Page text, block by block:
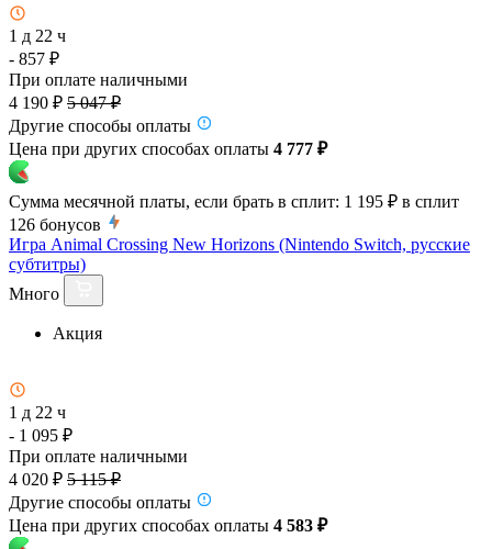
1 д 22 ч
- 857 ₽
При оплате наличными
4 190 ₽ 5 047 ₽
Другие способы оплаты
Цена при других способах оплаты 4 777 ₽
Сумма месячной платы, если брать в сплит: 1 195 ₽ в сплит
126 бонусов
Игра Animal Crossing New Horizons (Nintendo Switch, русские
субтитры)
Много
Акция
1 д 22 ч
- 1 095 ₽
При оплате наличными
4 020 ₽ 5 115 ₽
Другие способы оплаты
Цена при других способах оплаты 4 583 ₽